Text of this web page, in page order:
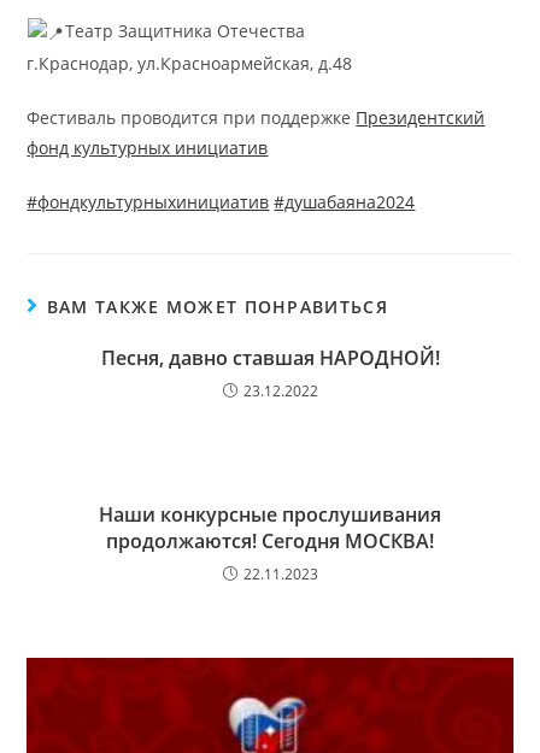
Театр Защитника Отечества
г.Краснодар, ул.Красноармейская, д.48
Фестиваль проводится при поддержке Президентский
фонд культурных инициатив
#фондкультурныхинициатив #душабаяна2024
ВАМ ТАКЖЕ МОЖЕТ ПОНРАВИТЬСЯ
Песня, давно ставшая НАРОДНОЙ!
23.12.2022
Наши конкурсные прослушивания
продолжаются! Сегодня МОСКВА!
22.11.2023